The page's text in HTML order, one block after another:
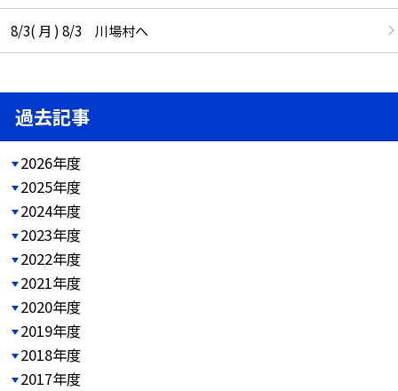
8/3( 月 ) 8/3 川場村へ
過去記事
2026年度
2025年度
2024年度
2023年度
2022年度
2021年度
2020年度
2019年度
2018年度
2017年度